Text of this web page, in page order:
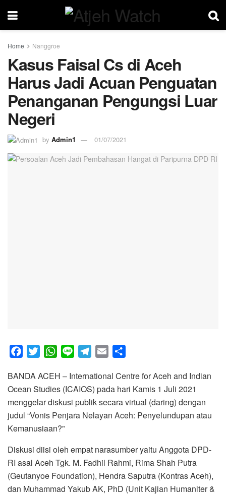
Home Nanggroe
Kasus Faisal Cs di Aceh
Harus Jadi Acuan Penguatan
Penanganan Pengungsi Luar
Negeri
by Admin1 01/07/2021
c
e
b
o
o
i
t
t
e
r
W
a
t
s
A
p
n
e
l
e
g
r
a
i
l
a
r
e
BANDA ACEH – International Centre for Aceh and Indian
Ocean Studies (ICAIOS) pada hari Kamis 1 Juli 2021
menggelar diskusi publik secara virtual (daring) dengan
judul “Vonis Penjara Nelayan Aceh: Penyelundupan atau
Kemanusiaan?”
Diskusi diisi oleh empat narasumber yaitu Anggota DPD-
RI asal Aceh Tgk. M. Fadhil Rahmi, Rima Shah Putra
(Geutanyoe Foundation), Hendra Saputra (Kontras Aceh),
dan Muhammad Yakub AK, PhD (Unit Kajian Humaniter &